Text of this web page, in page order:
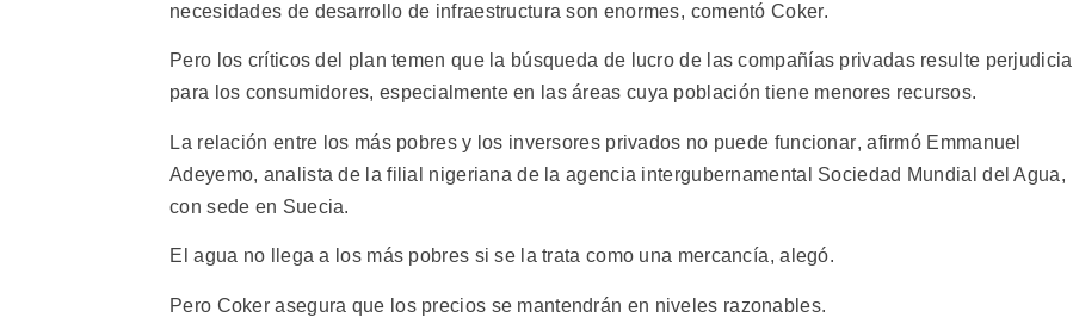
necesidades de desarrollo de infraestructura son enormes, comentó Coker.
Pero los críticos del plan temen que la búsqueda de lucro de las compañías privadas resulte perjudicial
para los consumidores, especialmente en las áreas cuya población tiene menores recursos.
La relación entre los más pobres y los inversores privados no puede funcionar, afirmó Emmanuel
Adeyemo, analista de la filial nigeriana de la agencia intergubernamental Sociedad Mundial del Agua,
con sede en Suecia.
El agua no llega a los más pobres si se la trata como una mercancía, alegó.
Pero Coker asegura que los precios se mantendrán en niveles razonables.